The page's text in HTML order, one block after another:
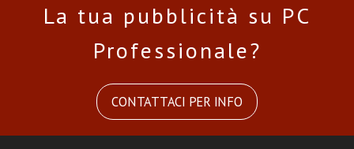
La tua pubblicità su PC
Professionale?
CONTATTACI PER INFO